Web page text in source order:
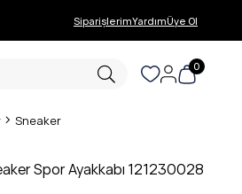
SiparişlerimYardımÜye Ol
0
Sneaker
Spor Ayakkabı 121230028